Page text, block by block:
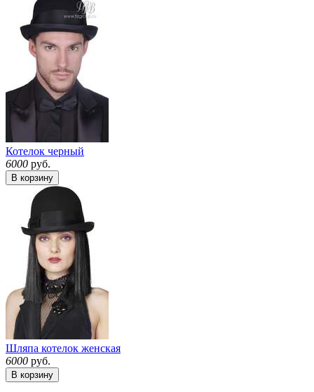
Котелок черный
6000 руб.
В корзину
Шляпа котелок женская
6000 руб.
В корзину